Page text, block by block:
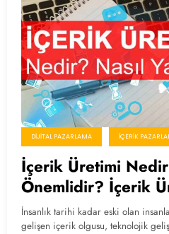
DIJITAL PAZARLAMA İÇERIK
İçerik Üretimi
Önemlidir? İçerik
Yapılır?
İnsanlık tarihi kadar eski olan
gelişen içerik olgusu, teknolojik